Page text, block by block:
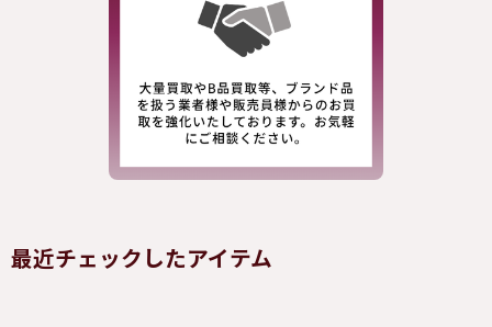
最近チェックしたアイテム